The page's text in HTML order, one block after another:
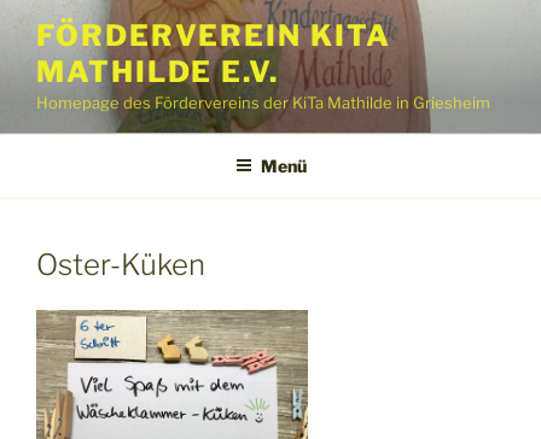
Inhalt
springen
FÖRDERVEREIN KITA
MATHILDE E.V.
Homepage des Fördervereins der KiTa Mathilde in Griesheim
Menü
Oster-Küken